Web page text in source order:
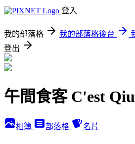
登入
我的部落格 我的部落格後台
登出
午間食客 C'est
相簿 部落格 名片